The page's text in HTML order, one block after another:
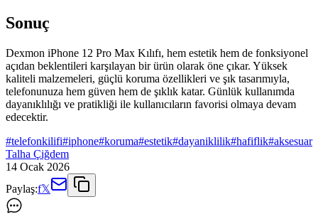
Sonuç
Dexmon iPhone 12 Pro Max Kılıfı, hem estetik hem de fonksiyonel
açıdan beklentileri karşılayan bir ürün olarak öne çıkar. Yüksek
kaliteli malzemeleri, güçlü koruma özellikleri ve şık tasarımıyla,
telefonunuza hem güven hem de şıklık katar. Günlük kullanımda
dayanıklılığı ve pratikliği ile kullanıcıların favorisi olmaya devam
edecektir.
#telefonkilifi#iphone#koruma#estetik#dayaniklilik#hafiflik#aksesuar
Talha Çiğdem
14 Ocak 2026
Paylaş:f𝕏